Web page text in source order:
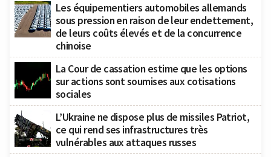
Les équipementiers automobiles allemands
sous pression en raison de leur endettement,
de leurs coûts élevés et de la concurrence
chinoise
La Cour de cassation estime que les options
sur actions sont soumises aux cotisations
sociales
L’Ukraine ne dispose plus de missiles Patriot,
ce qui rend ses infrastructures très
vulnérables aux attaques russes